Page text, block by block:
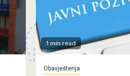
1 min read
Obavještenja